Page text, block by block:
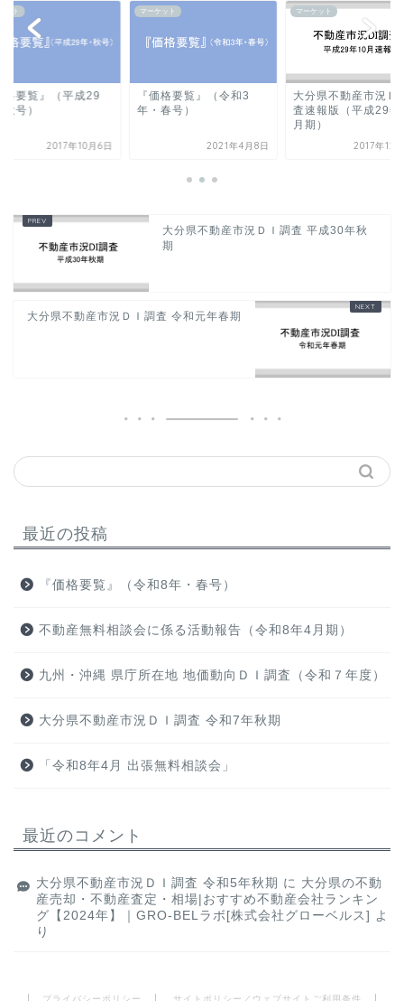
ット
格要覧』（平成29
号）
2017年10月6日
マーケット
『価格要覧』（令和3
年・春号）
2021年4月8日
マーケット
大分県不動産市況Ｄ
査速報版（平成29年
月期）
2017年12
大分県不動産市況ＤＩ調査 平成30年秋
期
大分県不動産市況ＤＩ調査 令和元年春期
最近の投稿
『価格要覧』（令和8年・春号）
不動産無料相談会に係る活動報告（令和8年4月期）
九州・沖縄 県庁所在地 地価動向ＤＩ調査（令和７年度）
大分県不動産市況ＤＩ調査 令和7年秋期
「令和8年4月 出張無料相談会」
最近のコメント
大分県不動産市況ＤＩ調査 令和5年秋期 に 大分県の不動
産売却・不動産査定・相場|おすすめ不動産会社ランキン
グ【2024年】｜GRO-BELラボ[株式会社グローベルス]
よ
り
プライバシーポリシー サイトポリシー／ウェブサイトご利用条件